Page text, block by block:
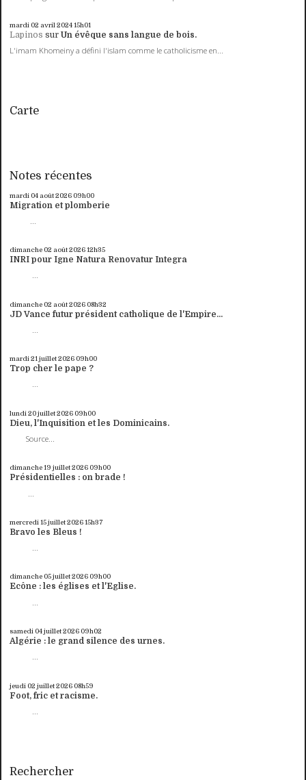
mardi 02 avril 202415h01
Lapinos surUn évêque sans langue de bois.
L'imam Khomeiny a défini l'islam comme le catholicisme en...
Carte
Notes récentes
mardi 04 août 2026 09h00
Migration et plomberie
dimanche 02 août 202612h35
INRI pour Igne Natura Renovatur Integra
...
dimanche 02 août 2026 08h32
JD Vance futur président catholique de l'Empire...
mardi 21juillet 2026 09h00
Trop cher le pape ?
...
lundi 20juillet 2026 09h00
Dieu, l'Inquisition et les Dominicains.
Source...
dimanche 19 juillet 2026 09h00
Présidentielles : on brade !
mercredi 15juillet 202615h37
Bravo les Bleus !
...
dimanche 05juillet 2026 09h00
Ecône : les églises et l'Eglise.
samedi 04juillet 2026 09h02
Algérie : le grand silence des urnes.
...
jeudi 02 juillet 2026 08h59
Foot, fric et racisme.
Rechercher